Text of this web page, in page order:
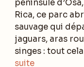
péninsule
Rica, ce parc
sauvage qui
jaguars, aras
singes : tout
suite